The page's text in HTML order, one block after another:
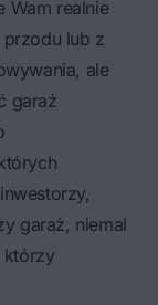
Wam realnie
przodu lub z
ale
garaż
garaż, niemal
którzy